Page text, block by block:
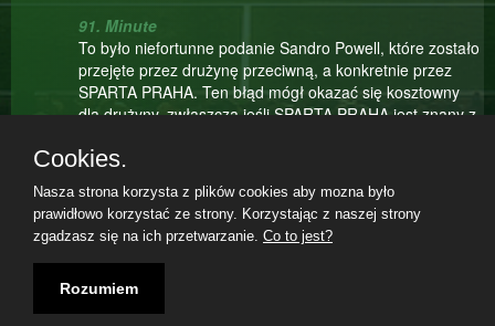
91. Minute
To było niefortunne podanie Sandro Powell, które zostało
przejęte przez drużynę przeciwną, a konkretnie przez
SPARTA PRAHA. Ten błąd mógł okazać się kosztowny
dla drużyny, zwłaszcza jeśli SPARTA PRAHA jest znany z
drużyna SPARTA PRAHA ma okazję do szybkiego
reagowania i wykorzystania tej sytuacji na swoją korzyść.
To moment, który może odwrócić losy meczu, dlatego
teraz drużyna Benfica Almada musi być szczególnie
skoncentrowana i gotowa do szybkiej reakcji w obronie.
90. Minute
Cookies.
Nasza strona korzysta z plików cookies aby mozna było
prawidłowo korzystać ze strony. Korzystając z naszej strony
zgadzasz się na ich przetwarzanie. Co to jest?
Rozumiem